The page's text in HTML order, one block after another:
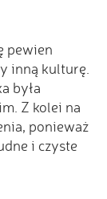
pewien
inną kulturę.
była
Z kolei na
ponieważ
i czyste